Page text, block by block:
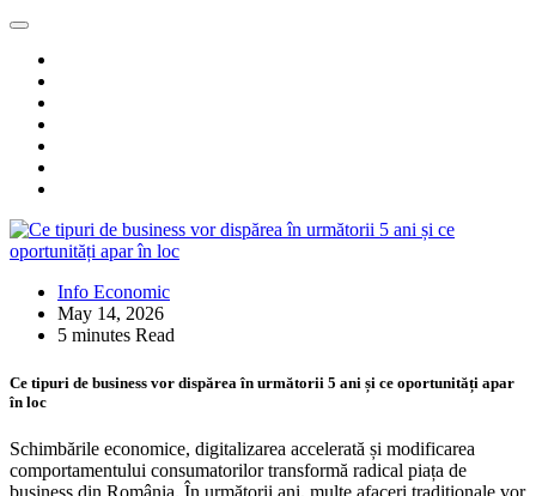
Info Economic
May 14, 2026
5 minutes Read
Ce tipuri de business vor dispărea în următorii 5 ani și ce oportunități apar
în loc
Schimbările economice, digitalizarea accelerată și modificarea
comportamentului consumatorilor transformă radical piața de
business din România. În următorii ani, multe afaceri tradiționale vor